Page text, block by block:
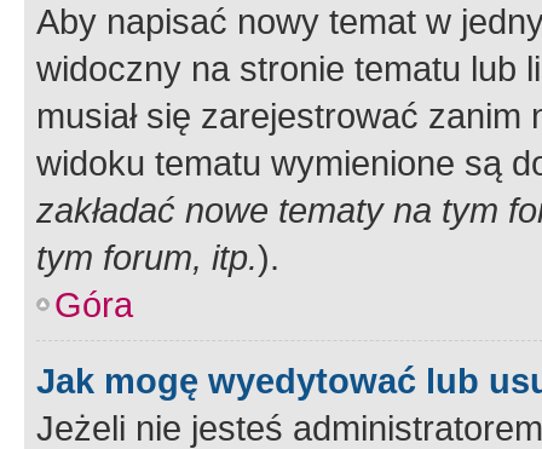
Aby napisać nowy temat w
widoczny na stronie tematu lub
musiał się zarejestrować
widoku tematu wymienione są
zakładać nowe tematy na tym
tym forum, itp.).
Góra
Jak mogę wyedytować lub
Jeżeli nie jesteś